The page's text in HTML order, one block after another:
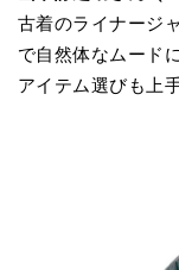
古着のライナージ
で自然体なムード
アイテム選びも上手